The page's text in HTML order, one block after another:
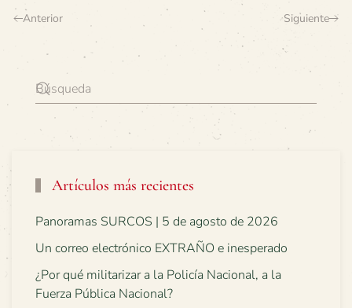
Anterior Siguiente
Artículos más recientes
Panoramas SURCOS | 5 de agosto de 2026
Un correo electrónico EXTRAÑO e inesperado
¿Por qué militarizar a la Policía Nacional, a la
Fuerza Pública Nacional?